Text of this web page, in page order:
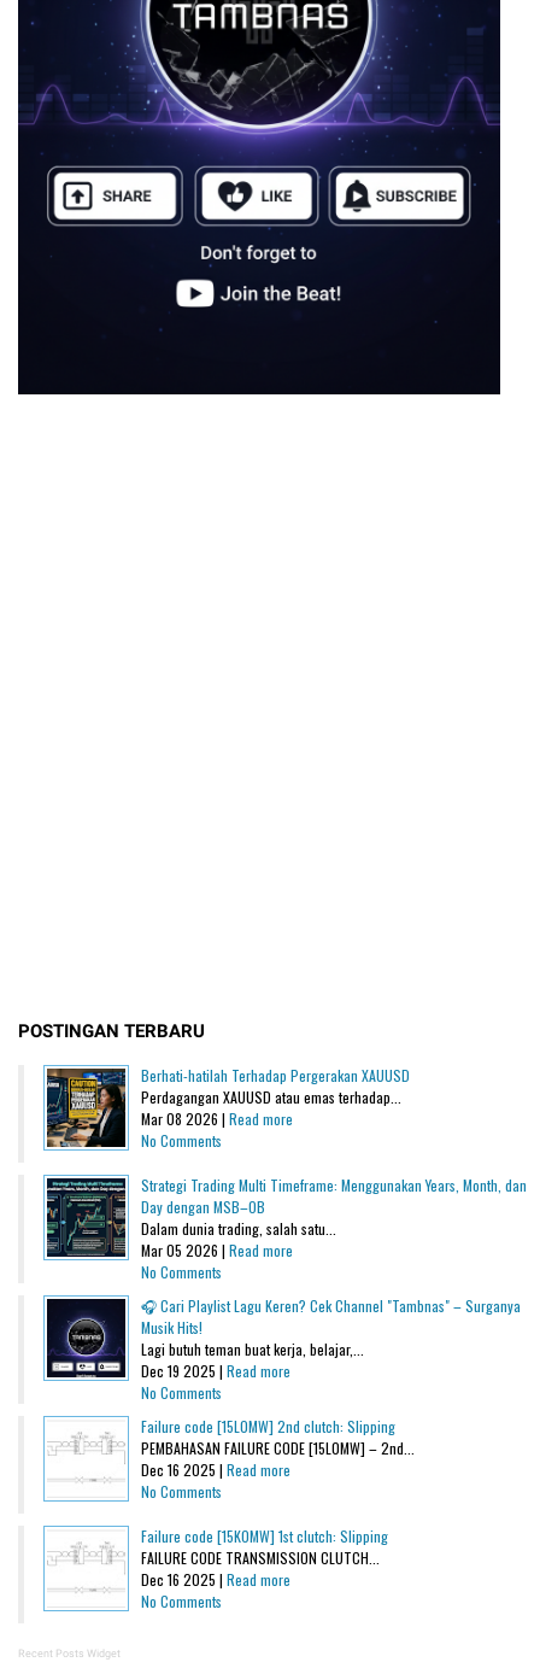
POSTINGAN TERBARU
Berhati-hatilah Terhadap Pergerakan XAUUSD
Perdagangan XAUUSD atau emas terhadap...
Mar 08 2026 | Read more
No Comments
Strategi Trading Multi Timeframe: Menggunakan Years, Month, dan
Day dengan MSB–OB
Dalam dunia trading, salah satu...
Mar 05 2026 | Read more
No Comments
🎧 Cari Playlist Lagu Keren? Cek Channel "Tambnas" – Surganya
Musik Hits!
Lagi butuh teman buat kerja, belajar,...
Dec 19 2025 | Read more
No Comments
Failure code [15L0MW] 2nd clutch: Slipping
PEMBAHASAN FAILURE CODE [15L0MW] – 2nd...
Dec 16 2025 | Read more
No Comments
Failure code [15K0MW] 1st clutch: Slipping
FAILURE CODE TRANSMISSION CLUTCH...
Dec 16 2025 | Read more
No Comments
Recent Posts Widget